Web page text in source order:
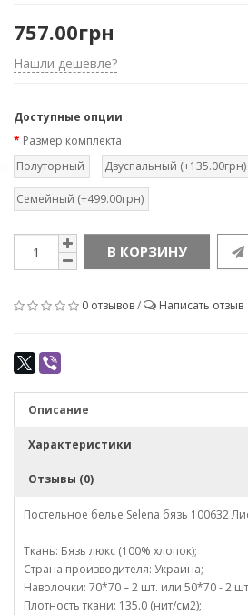
757.00грн
Нашли дешевле?
Доступные опции
Размер комплекта
Полуторный
Двуспальный (+135.00грн)
Семейный (+499.00грн)
В КОРЗИНУ
0 отзывов/ Написать отзыв
Описание
Характеристики
Отзывы (0)
Постельное белье Selena бязь 100632
Ткань: Бязь люкс (100% хлопок);
Страна производителя: Украина;
Наволочки: 70*70 – 2 шт. или 50*70 - 2
Плотность ткани: 135.0 (нит/см2);